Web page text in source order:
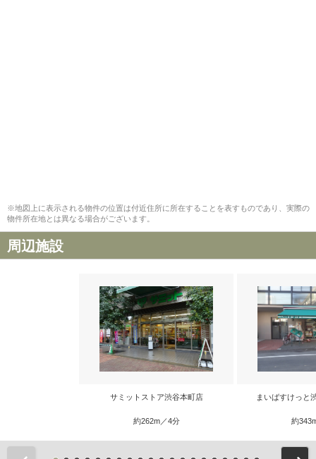
※地図上に表示される物件の位置は付近住所に所在することを表すものであり、実際の
物件所在地とは異なる場合がございます。
周辺施設
サミットストア渋谷本町店
約262m／4分
まいばすけっと
約